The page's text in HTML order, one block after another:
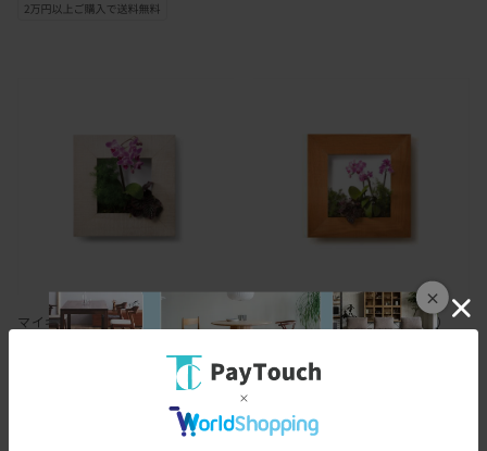
×
マイギャラリー S （フラワー） マイギャラリー M （フラワー）
438ポイント
在庫：○